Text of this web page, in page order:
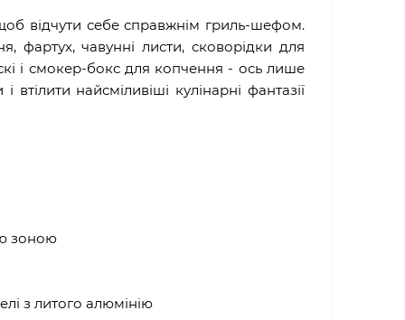
відчути себе справжнім гриль-шефом.
фартух, чавунні листи, сковорідки для
і смокер-бокс для копчення - ось лише
найсміливіші кулінарні фантазії
зоною
з литого алюмінію